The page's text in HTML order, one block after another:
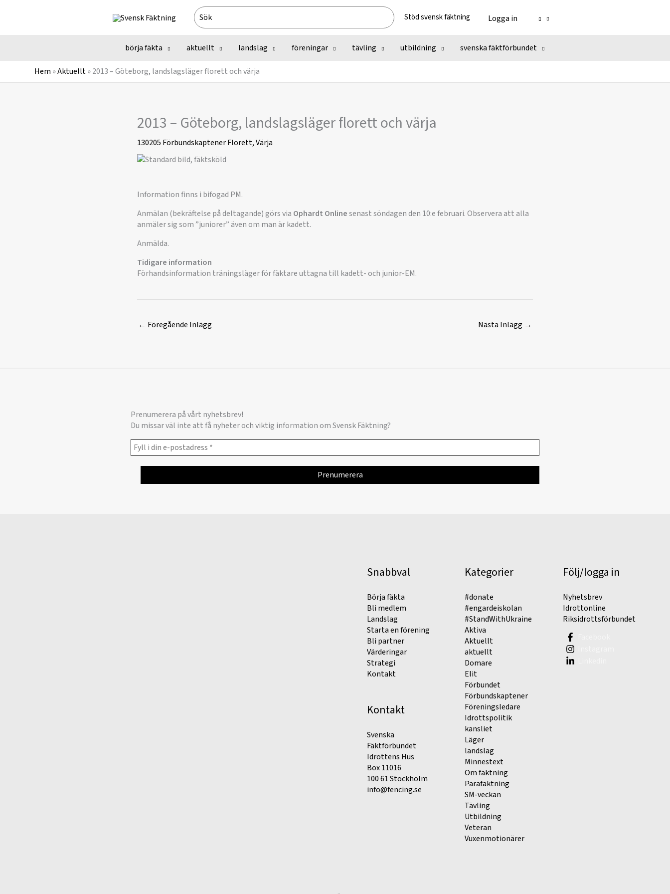
Search
for:
Stöd svensk fäktning Logga in
börja fäkta aktuellt landslag föreningar tävling utbildning svenska fäktförbundet
Hem »Aktuellt»2013 – Göteborg, landslagsläger florett och värja
2013 – Göteborg, landslagsläger florett och värja
130205 FörbundskaptenerFlorett,Värja
Information finns i bifogad PM.
Anmälan (bekräftelse på deltagande) görs via Ophardt Onlinesenast söndagen den 10:e februari. Observera att alla
anmäler sig som ”juniorer” även om man är kadett.
Anmälda.
Tidigare information
Förhandsinformation träningsläger för fäktare uttagna till kadett- och junior-EM.
← Föregående Inlägg Nästa Inlägg →
Prenumerera på vårt nyhetsbrev!
Du missar väl inte att få nyheter och viktig information om Svensk Fäktning?
Snabbval
Börja fäkta
Bli medlem
Landslag
Starta en förening
Bli partner
Värderingar
Strategi
Kontakt
Kontakt
Svenska
Fäktförbundet
Idrottens Hus
Box 11016
100 61 Stockholm
info@fencing.se
Kategorier
#donate
#engardeiskolan
#StandWithUkraine
Aktiva
Aktuellt
aktuellt
Domare
Elit
Förbundet
Förbundskaptener
Föreningsledare
Idrottspolitik
kansliet
Läger
landslag
Minnestext
Om fäktning
Parafäktning
SM-veckan
Tävling
Utbildning
Veteran
Vuxenmotionärer
Följ/logga in
Nyhetsbrev
Idrottonline
Riksidrottsförbundet